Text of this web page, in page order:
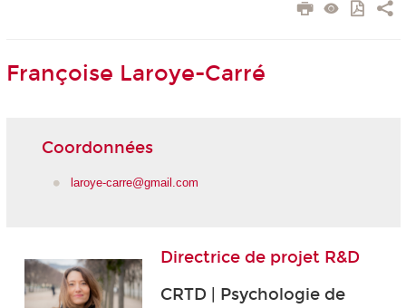
Françoise Laroye-Carré
Coordonnées
laroye-carre@gmail.com
Directrice de projet R&D
CRTD | Psychologie de